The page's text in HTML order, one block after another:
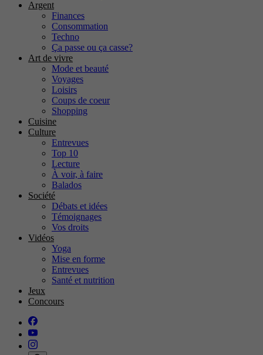
Argent
Finances
Consommation
Techno
Ça passe ou ça casse?
Art de vivre
Mode et beauté
Voyages
Loisirs
Coups de coeur
Shopping
Cuisine
Culture
Entrevues
Top 10
Lecture
À voir, à faire
Balados
Société
Débats et idées
Témoignages
Vos droits
Vidéos
Yoga
Mise en forme
Entrevues
Santé et nutrition
Jeux
Concours